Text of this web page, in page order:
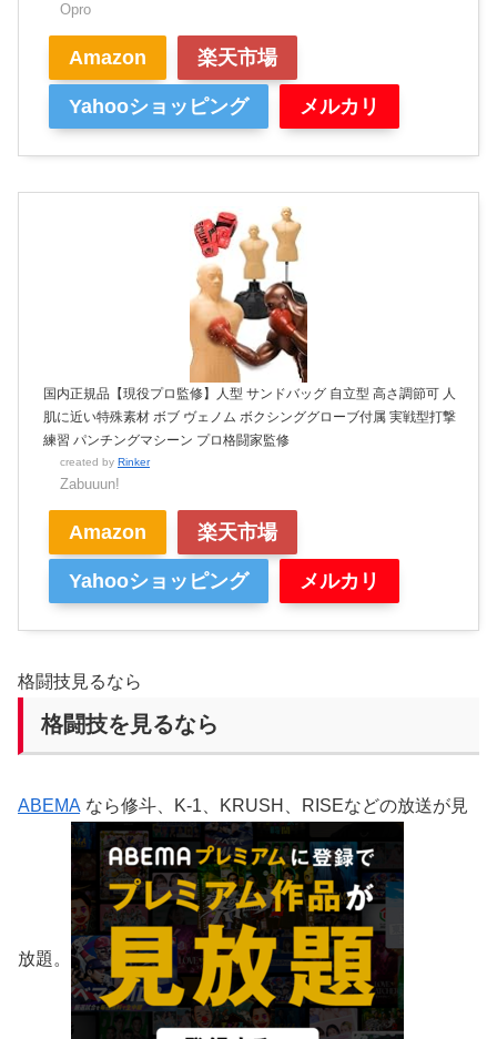
Opro
Amazon 楽天市場
Yahooショッピング メルカリ
国内正規品【現役プロ監修】人型 サンドバッグ 自立型 高さ調節可 人
肌に近い特殊素材 ボブ ヴェノム ボクシンググローブ付属 実戦型打撃
練習 パンチングマシーン プロ格闘家監修
created by Rinker
Zabuuun!
Amazon 楽天市場
Yahooショッピング メルカリ
格闘技見るなら
格闘技を見るなら
ABEMA なら修斗、K-1、KRUSH、RISEなどの放送が見
放題。